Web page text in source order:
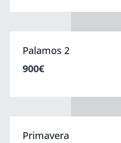
Palamos 2
900€
Primavera